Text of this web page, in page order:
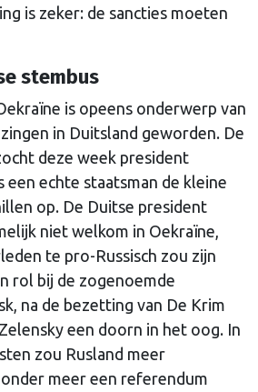
is zeker: de sancties moeten
stembus
is opeens onderwerp van
in Duitsland geworden. De
deze week president
een echte staatsman de kleine
op. De Duitse president
niet welkom in Oekraïne,
te pro-Russisch zou zijn
rol bij de zogenoemde
na de bezetting van De Krim
een doorn in het oog. In
zou Rusland meer
meer een referendum